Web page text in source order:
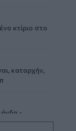
κτίριο στο
καταρχήν,
-